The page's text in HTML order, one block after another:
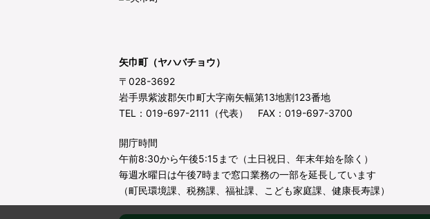
矢巾町（ヤハバチョウ）
〒028-3692
岩手県紫波郡矢巾町大字南矢幅第13地割123番地
TEL：019-697-2111（代表） FAX：019-697-3700
開庁時間
午前8:30から午後5:15まで（土日祝日、年末年始を除く）
毎週水曜日は午後7時まで窓口業務の一部を延長しています
（町民環境課、税務課、福祉課、こども家庭課、健康長寿課）